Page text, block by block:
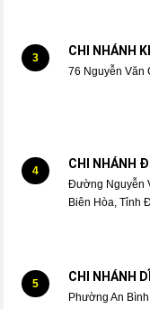
3 CHI NHÁNH
76 Nguyễn Văn
4 CHI NHÁNH
Đường Nguyễn
Biên Hòa, Tỉnh
5 CHI NHÁNH
Phường An